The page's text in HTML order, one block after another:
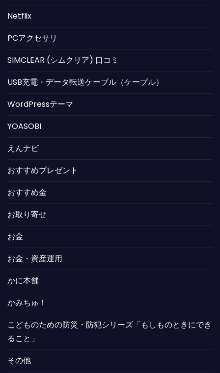
Netflix
PCアクセサリ
SIMCLEAR (シムクリア) 口コミ
USB充電・データ転送ケーブル（ケーブル）
WordPressテーマ
YOASOBI
えんナビ
おすすめプレゼント
おすすめ金
お取り寄せ
お金
お金・資産運用
かに本舗
かみちゅ！
こどものための防災・防犯シリーズ「もしものときにでき
ること」
その他